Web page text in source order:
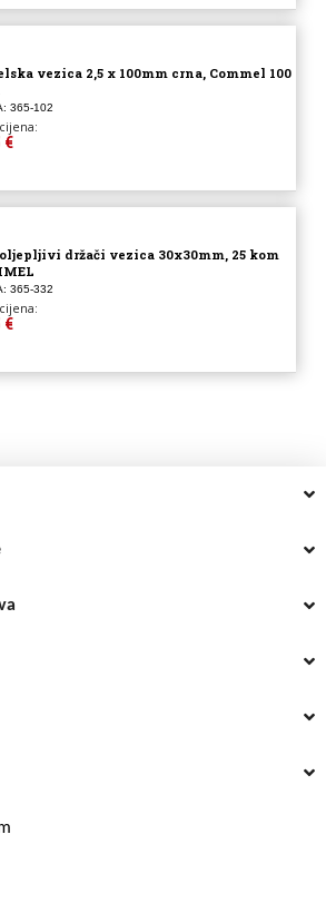
vezica 2,5 x 100mm crna, Commel 100
365-102
€
držači vezica 30x30mm, 25 kom
365-332
€